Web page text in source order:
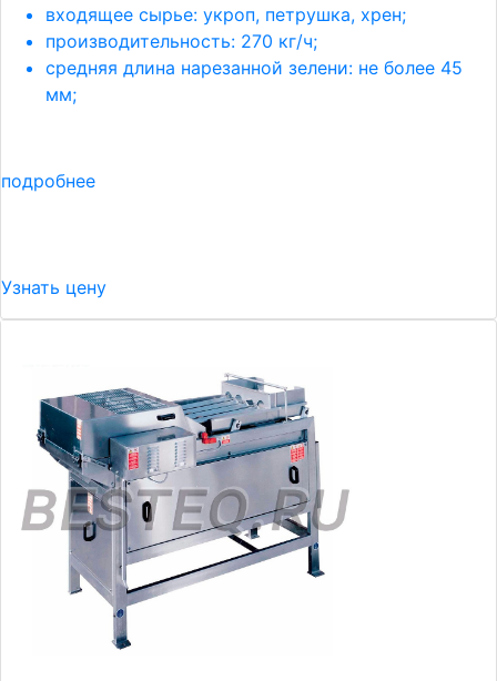
входящее сырье: укроп, петрушка, хрен;
производительность: 270 кг/ч;
средняя длина нарезанной зелени: не более 45
мм;
подробнее
Узнать цену